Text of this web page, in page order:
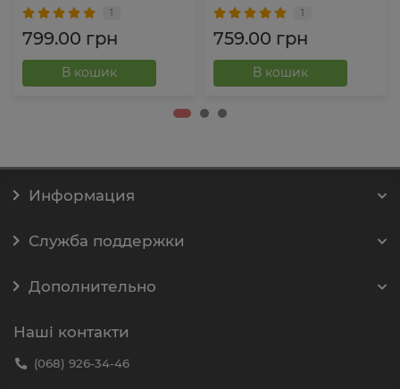
799.00 грн
В кошик
759.00 грн
В кошик
Информация
Служба поддержки
Дополнительно
Наші контакти
(068) 926-34-46